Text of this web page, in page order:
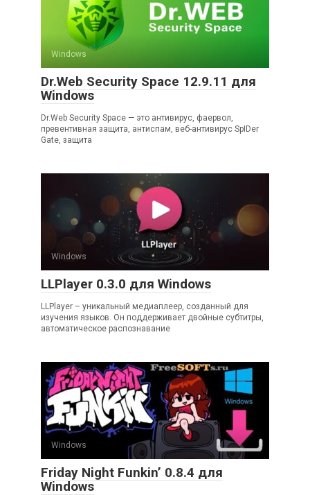
Windows
Dr.Web Security Space 12.9.11 для
Windows
Dr.Web Security Space — это антивирус, фаервол,
превентивная защита, антиспам, веб-антивирус SpIDer
Gate, защита
Windows
LLPlayer 0.3.0 для Windows
LLPlayer – уникальный медиаплеер, созданный для
изучения языков. Он поддерживает двойные субтитры,
автоматическое распознавание
Windows
Friday Night Funkin’ 0.8.4 для
Windows